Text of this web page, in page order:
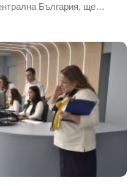
България, ще…